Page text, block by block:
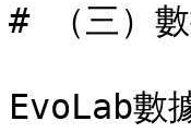
# （三）
EvoLab數